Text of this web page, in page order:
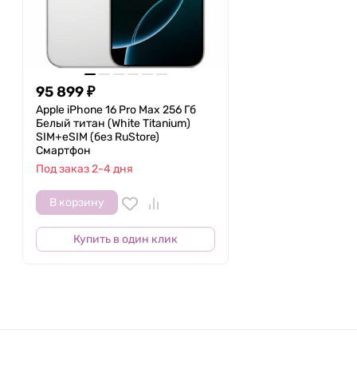
95 899₽
Apple iPhone 16 Pro Max 256 Гб
Белый титан (White Titanium)
SIM+eSIM (без RuStore)
Смартфон
Под заказ 2-4 дня
В корзину
Купить в один клик